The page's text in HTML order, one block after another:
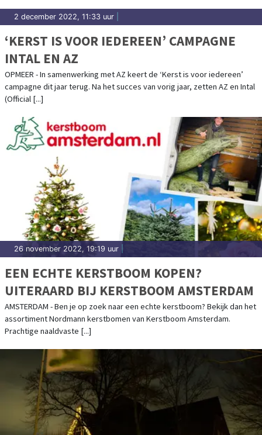
2 december 2022, 11:33 uur
‘KERST IS VOOR IEDEREEN’ CAMPAGNE
INTAL EN AZ
OPMEER - In samenwerking met AZ keert de ‘Kerst is voor iedereen’
campagne dit jaar terug. Na het succes van vorig jaar, zetten AZ en Intal
(Official [...]
26 november 2022, 19:19 uur
EEN ECHTE KERSTBOOM KOPEN?
UITERAARD BIJ KERSTBOOM AMSTERDAM
AMSTERDAM - Ben je op zoek naar een echte kerstboom? Bekijk dan het
assortiment Nordmann kerstbomen van Kerstboom Amsterdam.
Prachtige naaldvaste [...]